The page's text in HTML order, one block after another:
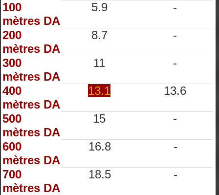
100
mètres DA
5.9 -
200
mètres DA
8.7 -
300
mètres DA
11 -
400
mètres DA
13.1 13.6
500
mètres DA
15 -
600
mètres DA
16.8 -
700
mètres DA
18.5 -